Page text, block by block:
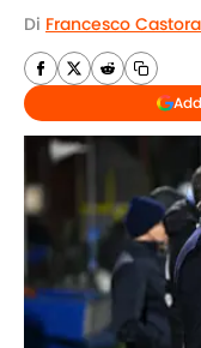
Di Francesco